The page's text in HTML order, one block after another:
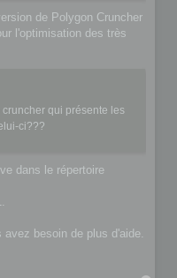
de Polygon Cruncher
l'optimisation des très
qui présente les
ci???
dans le répertoire
besoin de plus d'aide.